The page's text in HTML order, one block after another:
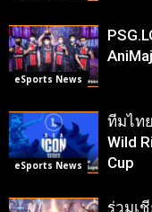
eSports News
eSports News
ทีมไท
Wild
Cup
ร่วมเ